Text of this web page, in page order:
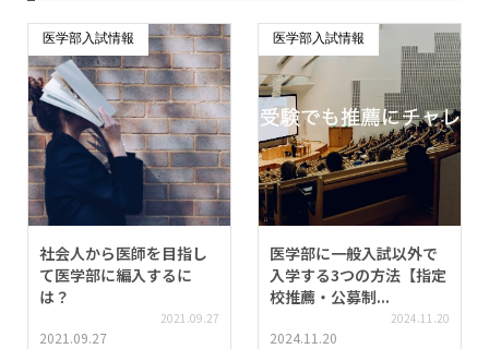
医学部入試情報
社会人から医師を目指し
て医学部に編入するに
は？
2021.09.27
2021.09.27
医学部入試情報
医学部に一般入試以外で
入学する3つの方法【指定
校推薦・公募制...
2024.11.20
2024.11.20